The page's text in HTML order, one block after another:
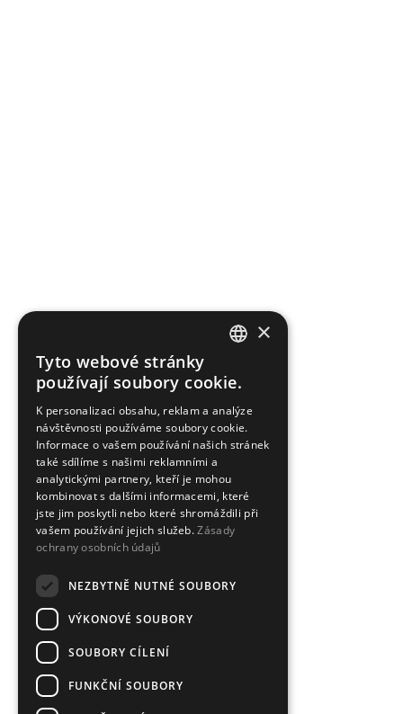
×
Tyto webové stránky
používají soubory cookie.
K personalizaci obsahu, reklam a analýze
návštěvnosti používáme soubory cookie.
Informace o vašem používání našich stránek
také sdílíme s našimi reklamními a
analytickými partnery, kteří je mohou
kombinovat s dalšími informacemi, které
jste jim poskytli nebo které shromáždili při
vašem používání jejich služeb.Zásady
ochrany osobních údajů
NEZBYTNĚ NUTNÉ SOUBORY
VÝKONOVÉ SOUBORY
SOUBORY CÍLENÍ
FUNKČNÍ SOUBORY